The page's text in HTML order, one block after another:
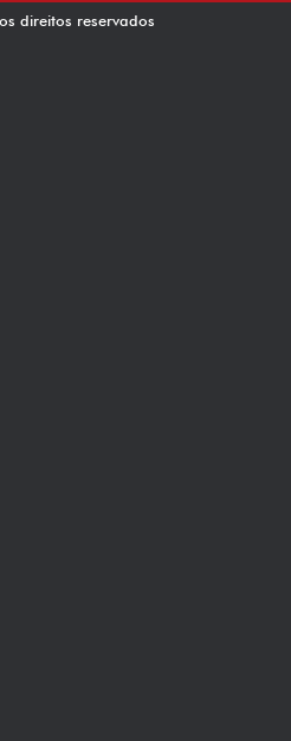
direitos reservados